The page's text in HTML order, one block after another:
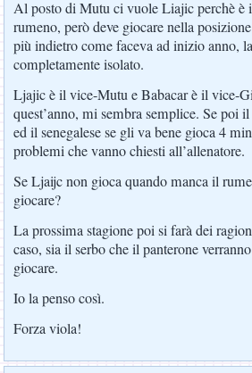
Al posto di Mutu ci vuole Liajic perchè è
rumeno, però deve giocare nella
più indietro come faceva ad inizio anno,
completamente isolato.
Ljajic è il vice-Mutu e Babacar è il vice-
quest’anno, mi sembra semplice. Se poi
ed il senegalese se gli va bene gioca 4
problemi che vanno chiesti all’allenatore.
Se Ljaijc non gioca quando manca il
giocare?
La prossima stagione poi si farà dei
caso, sia il serbo che il panterone
giocare.
Io la penso così.
Forza viola!